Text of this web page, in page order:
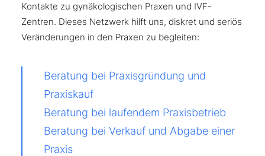
Kontakte zu gynäkologischen Praxen und IVF-
Zentren. Dieses Netzwerk hilft uns, diskret und seriös
Veränderungen in den Praxen zu begleiten:
Beratung bei Praxisgründung und
Praxiskauf
Beratung bei laufendem Praxisbetrieb
Beratung bei Verkauf und Abgabe einer
Praxis